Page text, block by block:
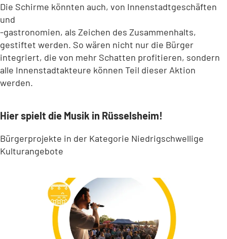
Die Schirme könnten auch, von Innenstadtgeschäften
und
-gastronomien, als Zeichen des Zusammenhalts,
gestiftet werden. So wären nicht nur die Bürger
integriert, die von mehr Schatten profitieren, sondern
alle Innenstadtakteure können Teil dieser Aktion
werden.
Hier spielt die Musik in Rüsselsheim!
Bürgerprojekte in der Kategorie Niedrigschwellige
Kulturangebote